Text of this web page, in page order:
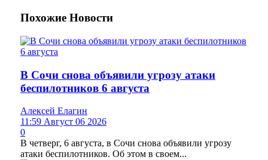
Похожие Новости
В Сочи снова объявили угрозу атаки
беспилотников 6 августа
Алексей Елагин
11:59 Август 06 2026
0
В четверг, 6 августа, в Сочи снова объявили угрозу
атаки беспилотников. Об этом в своем...